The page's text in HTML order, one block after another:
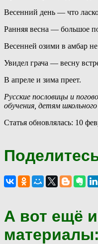
Весенний день — что
Ранняя весна — большое
Весенней озими в амбар
Увидел грача — весну
В апреле и зима преет.
Русские пословицы и
обучения, детям
Статья обновлялась: 10
А вот ещё
материалы: